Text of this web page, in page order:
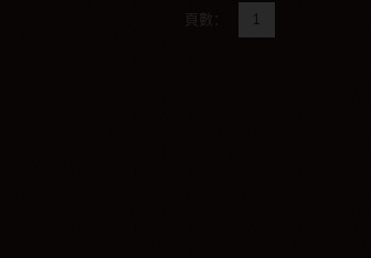
1
頁數：